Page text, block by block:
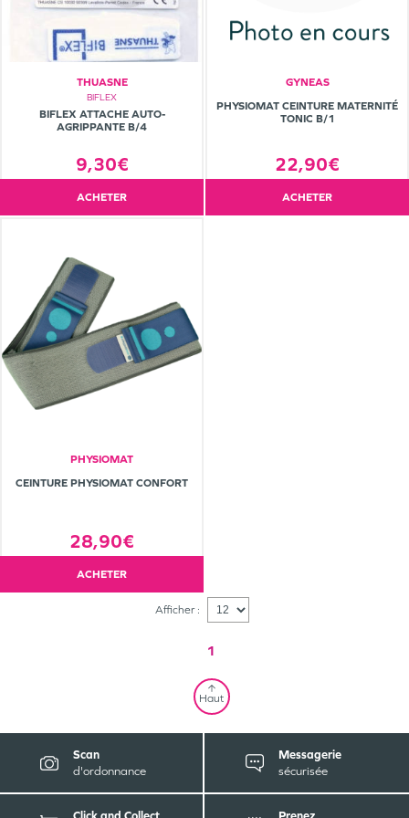
THUASNE
BIFLEX
BIFLEX ATTACHE AUTO-
AGRIPPANTE B/4
9,30€
ACHETER
GYNEAS
PHYSIOMAT CEINTURE MATERNITÉ
TONIC B/1
22,90€
ACHETER
PHYSIOMAT
CEINTURE PHYSIOMAT CONFORT
28,90€
ACHETER
Afficher :
1
Haut
Scan
d'ordonnance
Messagerie
sécurisée
Click and Collect
Prenez